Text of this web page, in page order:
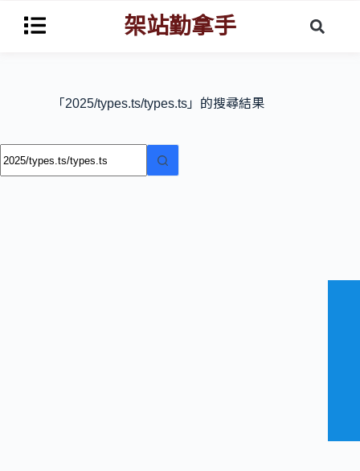
架站勤拿手
「2025/types.ts/types.ts」的搜尋結果